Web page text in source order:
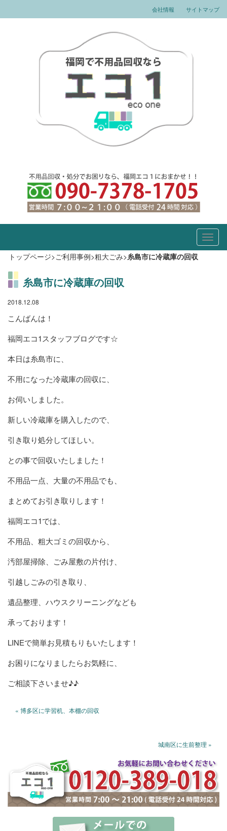
会社情報 サイトマップ
トップページ>ご利用事例>粗大ごみ>糸島市に冷蔵庫の回収
糸島市に冷蔵庫の回収
2018.12.08
こんばんは！
福岡エコ1スタッフブログです☆
本日は糸島市に、
不用になった冷蔵庫の回収に、
お伺いしました。
新しい冷蔵庫を購入したので、
引き取り処分してほしい。
との事で回収いたしました！
不用品一点、大量の不用品でも、
まとめてお引き取りします！
福岡エコ1では、
不用品、粗大ゴミの回収から、
汚部屋掃除、ごみ屋敷の片付け、
引越しごみの引き取り、
遺品整理、ハウスクリーニングなども
承っております！
LINEで簡単お見積もりもいたします！
お困りになりましたらお気軽に、
ご相談下さいませ♪♪
« 博多区に学習机、本棚の回収
城南区に生前整理 »